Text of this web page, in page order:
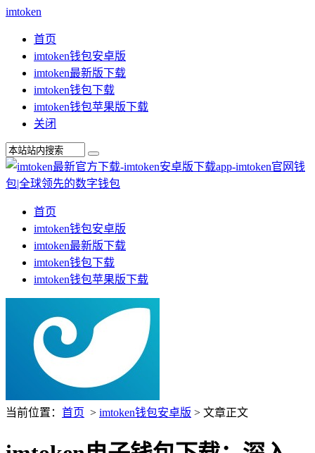
imtoken
首页
imtoken钱包安卓版
imtoken最新版下载
imtoken钱包下载
imtoken钱包苹果版下载
关闭
首页
imtoken钱包安卓版
imtoken最新版下载
imtoken钱包下载
imtoken钱包苹果版下载
当前位置： 首页 > imtoken钱包安卓版 > 文章正文